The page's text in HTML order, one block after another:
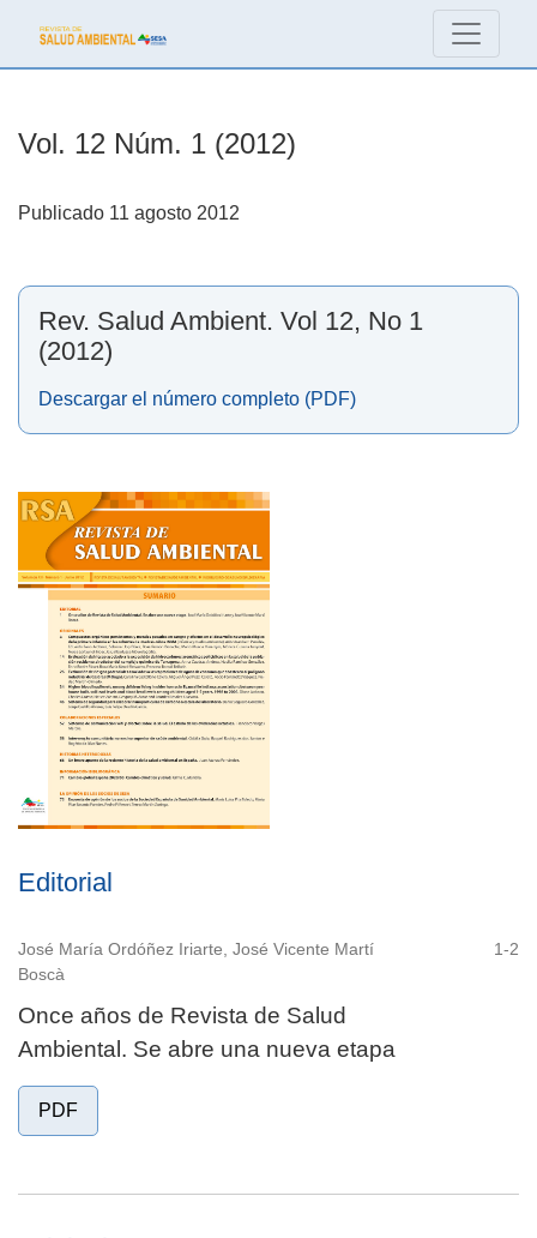
Vol. 12 Núm. 1 (2012)
Publicado 11 agosto 2012
Rev. Salud Ambient. Vol 12, No 1
(2012)
Descargar el número completo (PDF)
Editorial
José María Ordóñez Iriarte, José Vicente Martí
Boscà
1-2
Once años de Revista de Salud
Ambiental. Se abre una nueva etapa
PDF